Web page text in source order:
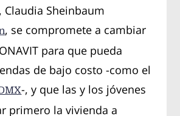
Claudia Sheinbaum
, se compromete a cambiar
para que pueda
de bajo costo -como el
-, y que las y los jóvenes
primero la vivienda a